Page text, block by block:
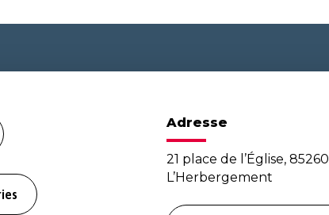
Adresse
21 place de l’Église, 85260
L’Herbergement